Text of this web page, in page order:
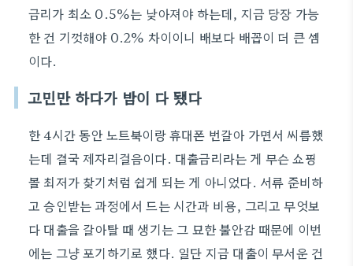
금리가 최소 0.5%는 낮아져야 하는데, 지금 당장 가능
한 건 기껏해야 0.2% 차이이니 배보다 배꼽이 더 큰 셈
이다.
고민만 하다가 밤이 다 됐다
한 4시간 동안 노트북이랑 휴대폰 번갈아 가면서 씨름했
는데 결국 제자리걸음이다. 대출금리라는 게 무슨 쇼핑
몰 최저가 찾기처럼 쉽게 되는 게 아니었다. 서류 준비하
고 승인받는 과정에서 드는 시간과 비용, 그리고 무엇보
다 대출을 갈아탈 때 생기는 그 묘한 불안감 때문에 이번
에는 그냥 포기하기로 했다. 일단 지금 대출이 무서운 건